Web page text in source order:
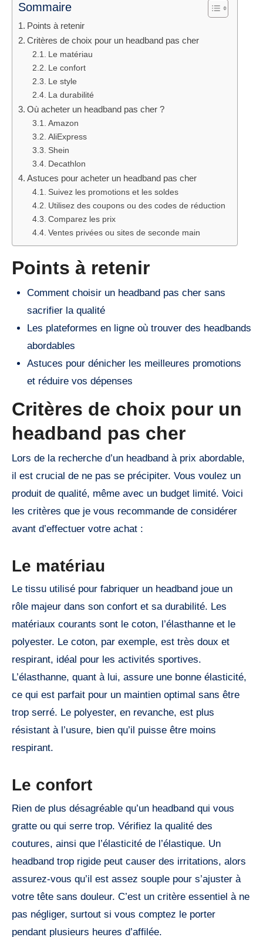
Sommaire
Points à retenir
Critères de choix pour un headband pas cher
Le matériau
Le confort
Le style
La durabilité
Où acheter un headband pas cher ?
Amazon
AliExpress
Shein
Decathlon
Astuces pour acheter un headband pas cher
Suivez les promotions et les soldes
Utilisez des coupons ou des codes de réduction
Comparez les prix
Ventes privées ou sites de seconde main
Points à retenir
Comment choisir un headband pas cher sans
sacrifier la qualité
Les plateformes en ligne où trouver des headbands
abordables
Astuces pour dénicher les meilleures promotions
et réduire vos dépenses
Critères de choix pour un
headband pas cher
Lors de la recherche d’un headband à prix abordable,
il est crucial de ne pas se précipiter. Vous voulez un
produit de qualité, même avec un budget limité. Voici
les critères que je vous recommande de considérer
avant d’effectuer votre achat :
Le matériau
Le tissu utilisé pour fabriquer un headband joue un
rôle majeur dans son confort et sa durabilité. Les
matériaux courants sont le coton, l’élasthanne et le
polyester. Le coton, par exemple, est très doux et
respirant, idéal pour les activités sportives.
L’élasthanne, quant à lui, assure une bonne élasticité,
ce qui est parfait pour un maintien optimal sans être
trop serré. Le polyester, en revanche, est plus
résistant à l’usure, bien qu’il puisse être moins
respirant.
Le confort
Rien de plus désagréable qu’un headband qui vous
gratte ou qui serre trop. Vérifiez la qualité des
coutures, ainsi que l’élasticité de l’élastique. Un
headband trop rigide peut causer des irritations, alors
assurez-vous qu’il est assez souple pour s’ajuster à
votre tête sans douleur. C’est un critère essentiel à ne
pas négliger, surtout si vous comptez le porter
pendant plusieurs heures d’affilée.